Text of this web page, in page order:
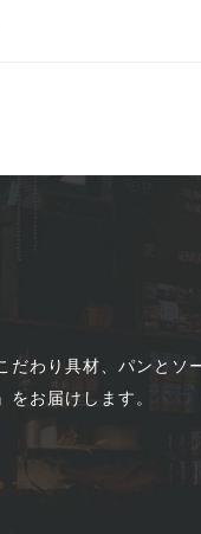
だわり具材、パンとソ
お届けします。